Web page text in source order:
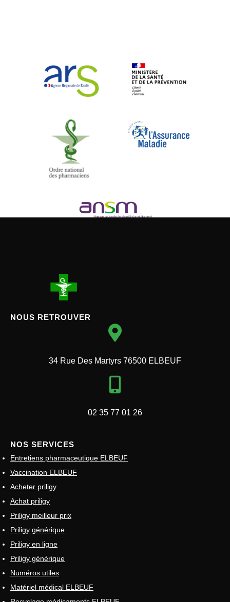
NOUS RETROUVER
34 Rue Des Martyrs 76500 ELBEUF
02 35 77 01 26
NOS SERVICES
Entretiens pharmaceutique ELBEUF
Vaccination ELBEUF
Acheter priligy
Achat priligy
Priligy meilleur prix
Priligy générique
Priligy en ligne
Priligy générique
Numéros utiles
Matériel médical ELBEUF